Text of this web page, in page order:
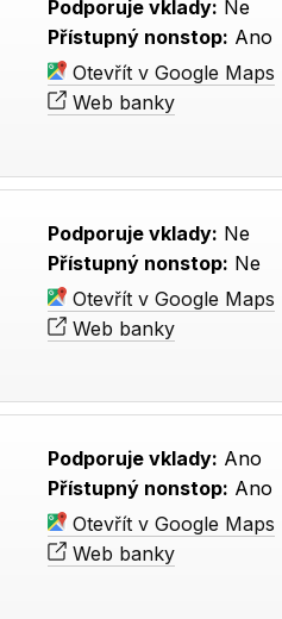
Podporuje vklady: Ne
Přístupný nonstop: Ano
Otevřít v Google Maps
Web banky
Podporuje vklady: Ne
Přístupný nonstop: Ne
Otevřít v Google Maps
Web banky
Podporuje vklady: Ano
Přístupný nonstop: Ano
Otevřít v Google Maps
Web banky